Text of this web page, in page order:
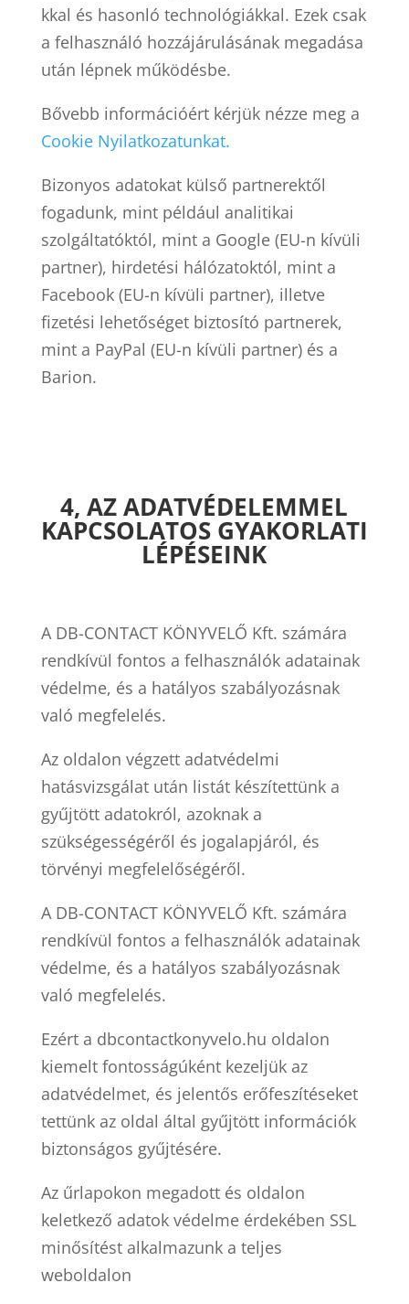
kkal és hasonló technológiákkal. Ezek csak
a felhasználó hozzájárulásának megadása
után lépnek működésbe.
Bővebb információért kérjük nézze meg a
Cookie Nyilatkozatunkat.
Bizonyos adatokat külső partnerektől
fogadunk, mint például analitikai
szolgáltatóktól, mint a Google (EU-n kívüli
partner), hirdetési hálózatoktól, mint a
Facebook (EU-n kívüli partner), illetve
fizetési lehetőséget biztosító partnerek,
mint a PayPal (EU-n kívüli partner) és a
Barion.
4, AZ ADATVÉDELEMMEL
KAPCSOLATOS GYAKORLATI
LÉPÉSEINK
A DB-CONTACT KÖNYVELŐ Kft. számára
rendkívül fontos a felhasználók adatainak
védelme, és a hatályos szabályozásnak
való megfelelés.
Az oldalon végzett adatvédelmi
hatásvizsgálat után listát készítettünk a
gyűjtött adatokról, azoknak a
szükségességéről és jogalapjáról, és
törvényi megfelelőségéről.
A DB-CONTACT KÖNYVELŐ Kft. számára
rendkívül fontos a felhasználók adatainak
védelme, és a hatályos szabályozásnak
való megfelelés.
Ezért a dbcontactkonyvelo.hu oldalon
kiemelt fontosságúként kezeljük az
adatvédelmet, és jelentős erőfeszítéseket
tettünk az oldal által gyűjtött információk
biztonságos gyűjtésére.
Az űrlapokon megadott és oldalon
keletkező adatok védelme érdekében SSL
minősítést alkalmazunk a teljes
weboldalon